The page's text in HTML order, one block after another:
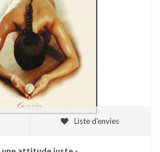
Liste d'envies